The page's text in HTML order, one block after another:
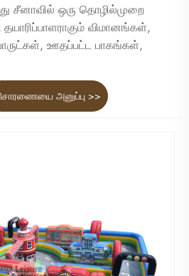
சீனாவில் ஒரு தொழில்முறை
தயாரிப்பாளராகும் விமானங்கள்,
ஊதப்பட்ட பாகங்கள்,
அனுப்பு >>